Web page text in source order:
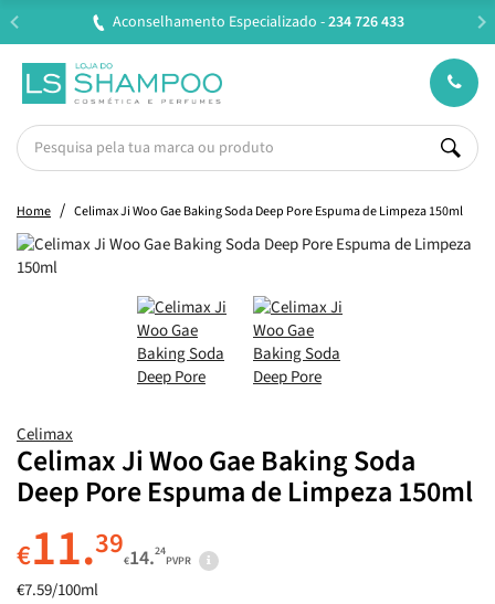
Aconselhamento Especializado -234 726 433
Home Celimax Ji Woo Gae Baking Soda Deep Pore Espuma de Limpeza 150ml
Celimax
Celimax Ji Woo Gae Baking Soda
Deep Pore Espuma de Limpeza 150ml
€11.39€14.24
PVPR
€7.59/100ml